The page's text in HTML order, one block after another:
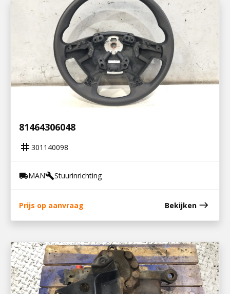
81464306048
tag 301140098
local_shippingMANbuildStuurinrichting
Prijs op aanvraag Bekijken east